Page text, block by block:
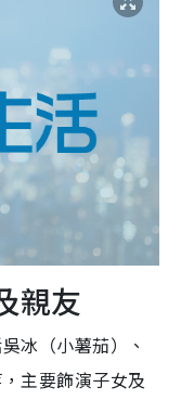
親友
冰（小薯茄）、
主要飾演子女及